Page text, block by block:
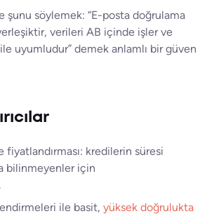
şunu söylemek: “E-posta doğrulama
verileri AB içinde işler ve
uyumludur” demek anlamlı bir güven
fiyatlandırması: kredilerin süresi
bilinmeyenler için
ile basit, yüksek doğrulukta